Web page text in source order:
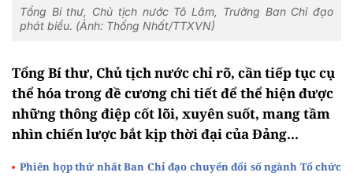
Tổng Bí thư, Chủ tịch nước Tô Lâm, Trưởng Ban Chỉ đạo
phát biểu. (Ảnh: Thống Nhất/TTXVN)
Tổng Bí thư, Chủ tịch nước chỉ rõ, cần tiếp tục cụ
thể hóa trong đề cương chi tiết để thể hiện được
những thông điệp cốt lõi, xuyên suốt, mang tầm
nhìn chiến lược bắt kịp thời đại của Đảng...
Phiên họp thứ nhất Ban Chỉ đạo chuyển đổi số ngành Tổ chức